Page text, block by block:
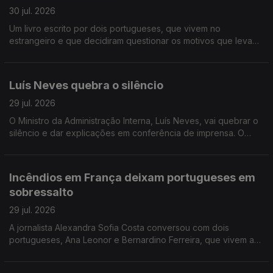
30 jul. 2026
Um livro escrito por dois portugueses, que vivem no
estrangeiro e que decidiram questionar os motivos que levam
Luís Neves quebra o silêncio
29 jul. 2026
O Ministro da Administração Interna, Luís Neves, vai quebrar o
silêncio e dar explicações em conferência de imprensa. O
Incêndios em França deixam portugueses em
sobressalto
29 jul. 2026
A jornalista Alexandra Sofia Costa conversou com dois
portugueses, Ana Leonor e Bernardino Ferreira, que vivem a